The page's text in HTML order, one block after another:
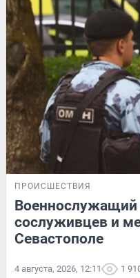
ПРОИСШЕСТВИЯ
Военнослужащий
сослуживцев и
Севастополе
4 августа, 2026, 12:11 1